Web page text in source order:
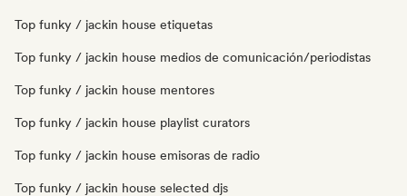
Top funky / jackin house etiquetas
Top funky / jackin house medios de comunicación/periodistas
Top funky / jackin house mentores
Top funky / jackin house playlist curators
Top funky / jackin house emisoras de radio
Top funky / jackin house selected djs